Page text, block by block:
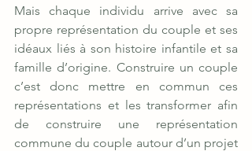
Mais chaque individu arrive avec sa
propre représentation du couple et ses
idéaux liés à son histoire infantile et sa
famille d’origine. Construire un couple
c’est donc mettre en commun ces
représentations et les transformer afin
de construire une représentation
commune du couple autour d’un projet